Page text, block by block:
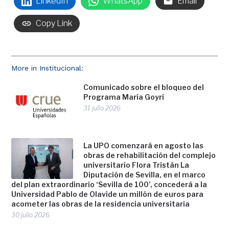
More in Institucional:
Comunicado sobre el bloqueo del
Programa María Goyri
31 julio 2026
La UPO comenzará en agosto las
obras de rehabilitación del complejo
universitario Flora Tristán La
Diputación de Sevilla, en el marco
del plan extraordinario ‘Sevilla de 100’, concederá a la
Universidad Pablo de Olavide un millón de euros para
acometer las obras de la residencia universitaria
30 julio 2026
Copy Link